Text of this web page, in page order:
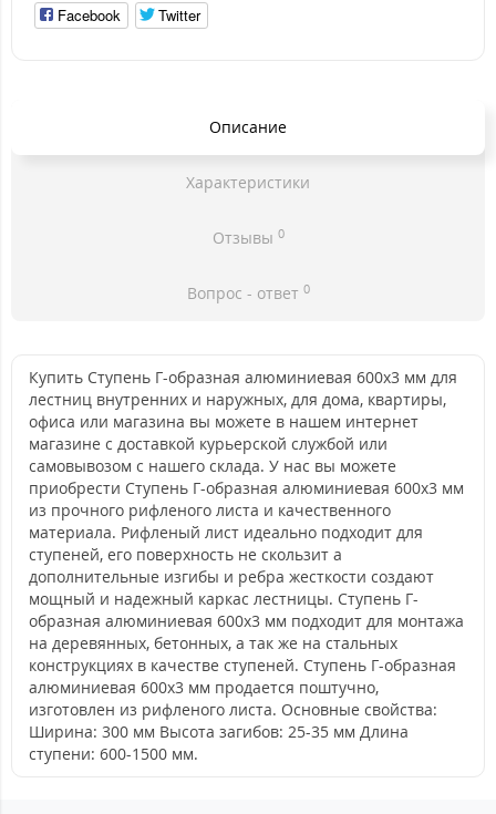
Facebook Twitter
Описание
Характеристики
Отзывы 0
Вопрос - ответ 0
Купить Ступень Г-образная алюминиевая 600x3 мм для
лестниц внутренних и наружных, для дома, квартиры,
офиса или магазина вы можете в нашем интернет
магазине с доставкой курьерской службой или
самовывозом с нашего склада. У нас вы можете
приобрести Ступень Г-образная алюминиевая 600x3 мм
из прочного рифленого листа и качественного
материала. Рифленый лист идеально подходит для
ступеней, его поверхность не скользит а
дополнительные изгибы и ребра жесткости создают
мощный и надежный каркас лестницы. Ступень Г-
образная алюминиевая 600x3 мм подходит для монтажа
на деревянных, бетонных, а так же на стальных
конструкциях в качестве ступеней. Ступень Г-образная
алюминиевая 600x3 мм продается поштучно,
изготовлен из рифленого листа. Основные свойства:
Ширина: 300 мм Высота загибов: 25-35 мм Длина
ступени: 600-1500 мм.